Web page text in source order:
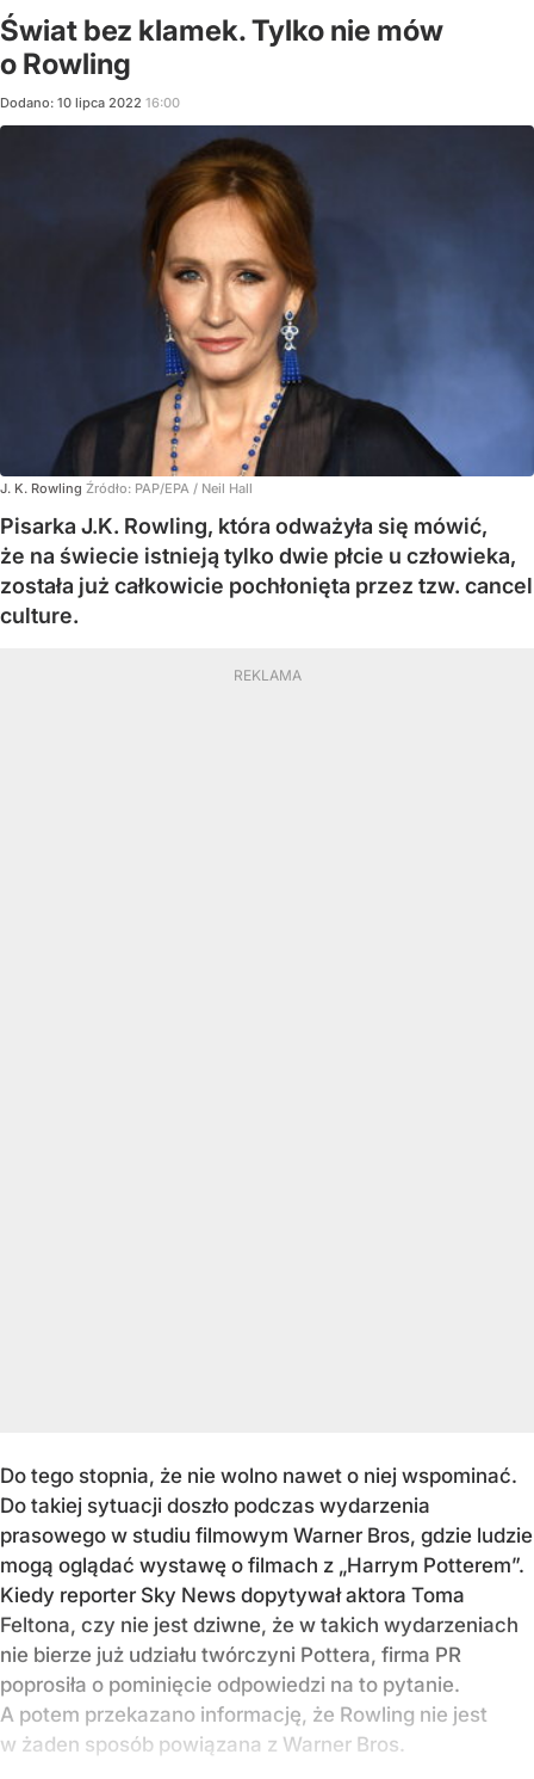
Świat bez klamek. Tylko nie mów
o Rowling
Dodano: 10 lipca 2022 16:00
J. K. Rowling Źródło: PAP/EPA / Neil Hall
Pisarka J.K. Rowling, która odważyła się mówić,
że na świecie istnieją tylko dwie płcie u człowieka,
została już całkowicie pochłonięta przez tzw. cancel
culture.
Do tego stopnia, że nie wolno nawet o niej wspominać.
Do takiej sytuacji doszło podczas wydarzenia
prasowego w studiu filmowym Warner Bros, gdzie ludzie
mogą oglądać wystawę o filmach z „Harrym Potterem”.
Kiedy reporter Sky News dopytywał aktora Toma
Feltona, czy nie jest dziwne, że w takich wydarzeniach
nie bierze już udziału twórczyni Pottera, firma PR
poprosiła o pominięcie odpowiedzi na to pytanie.
A potem przekazano informację, że Rowling nie jest
w żaden sposób powiązana z Warner Bros.